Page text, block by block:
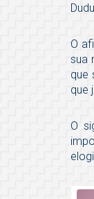
O
sua
que
que
O